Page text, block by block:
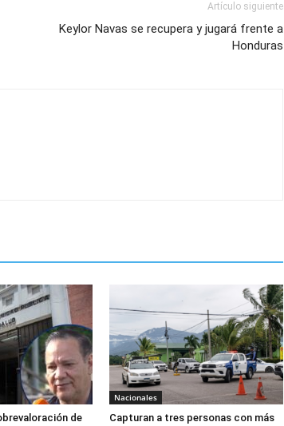
Artículo siguiente
Keylor Navas se recupera y jugará frente a
Honduras
de
Nacionales
Capturan a tres personas con más